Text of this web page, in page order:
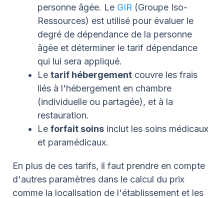
personne âgée. Le GIR (Groupe Iso-
Ressources) est utilisé pour évaluer le
degré de dépendance de la personne
âgée et déterminer le tarif dépendance
qui lui sera appliqué.
Le tarif hébergement couvre les frais
liés à l'hébergement en chambre
(individuelle ou partagée), et à la
restauration.
Le forfait soins inclut les soins médicaux
et paramédicaux.
En plus de ces tarifs, il faut prendre en compte
d'autres paramètres dans le calcul du prix
comme la localisation de l'établissement et les